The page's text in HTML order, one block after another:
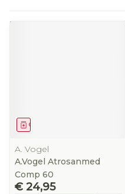
Geneesmiddel
A. Vogel
A.Vogel Atrosanmed
Comp 60
€ 24,95